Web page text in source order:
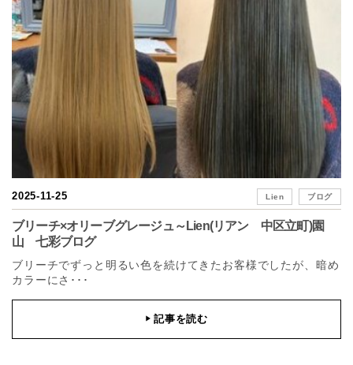
2025-11-25 Lien ブログ
ブリーチ×オリーブグレージュ～Lien(リアン 中区立町)園
山 七彩ブログ
ブリーチでずっと明るい色を続けてきたお客様でしたが、暗め
カラーにさ･･･
▶記事を読む